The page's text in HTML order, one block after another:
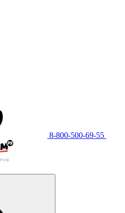
8-800-500-69-55